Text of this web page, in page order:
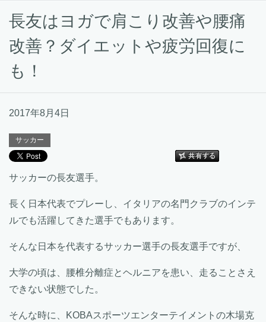
長友はヨガで肩こり改善や腰痛
改善？ダイエットや疲労回復に
も！
2017年8月4日
サッカー
サッカーの長友選手。
長く日本代表でプレーし、イタリアの名門クラブのインテ
ルでも活躍してきた選手でもあります。
そんな日本を代表するサッカー選手の長友選手ですが、
大学の頃は、腰椎分離症とヘルニアを患い、走ることさえ
できない状態でした。
そんな時に、KOBAスポーツエンターテイメントの木場克